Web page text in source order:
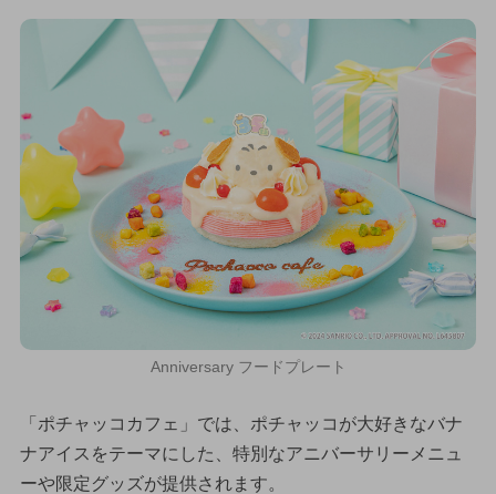
Anniversary フードプレート
「ポチャッコカフェ」では、ポチャッコが大好きなバナ
ナアイスをテーマにした、特別なアニバーサリーメニュ
ーや限定グッズが提供されます。